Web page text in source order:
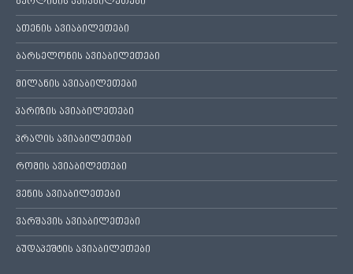
ათენის ავიაბილეთები
ბარსელონის ავიაბილეთები
მილანის ავიაბილეთები
პარიზის ავიაბილეთები
პრაღის ავიაბილეთები
რომის ავიაბილეთები
ვენის ავიაბილეთები
ვარშავის ავიაბილეთები
ბუდაპეშტის ავიაბილეთები